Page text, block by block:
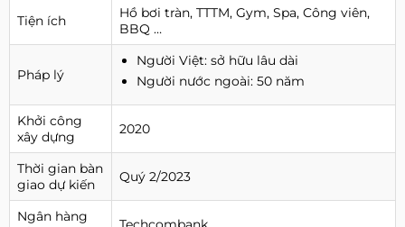
Tiện ích
Hồ bơi tràn, TTTM, Gym, Spa, Công viên,
BBQ …
Pháp lý
Người Việt: sở hữu lâu dài
Người nước ngoài: 50 năm
Khởi công
xây dựng
2020
Thời gian bàn
giao dự kiến
Quý 2/2023
Ngân hàng